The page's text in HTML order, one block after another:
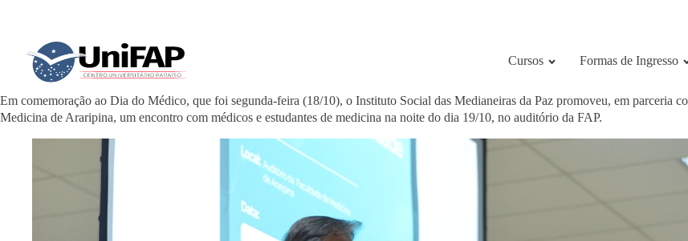
Cursos Formas de Ingresso
Em comemoração ao Dia do Médico, que foi segunda-feira (18/10), o Instituto Social das Medianeiras da Paz promoveu, em parceria
Medicina de Araripina, um encontro com médicos e estudantes de medicina na noite do dia 19/10, no auditório da FAP.